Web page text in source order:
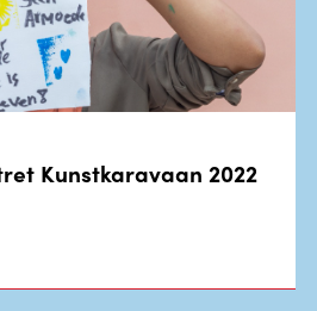
Kunstkaravaan 2022